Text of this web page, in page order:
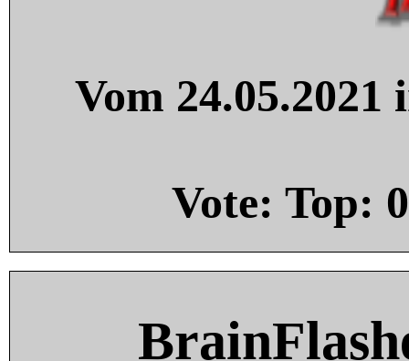
Vom
Vote: Top: 0